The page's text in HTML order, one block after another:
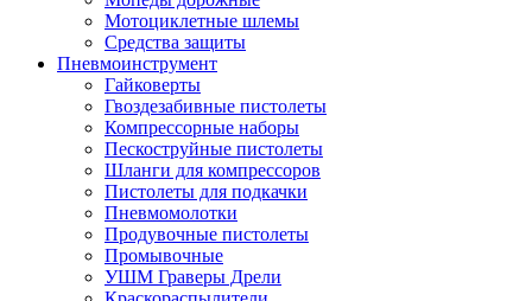
Мотоциклетные шлемы
Средства защиты
Пневмоинструмент
Гайковерты
Гвоздезабивные пистолеты
Компрессорные наборы
Пескоструйные пистолеты
Шланги для компрессоров
Пистолеты для подкачки
Пневмомолотки
Продувочные пистолеты
Промывочные
УШМ Граверы Дрели